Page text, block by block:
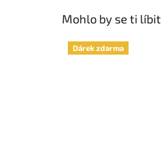
Mohlo by se ti líbit
Dárek zdarma